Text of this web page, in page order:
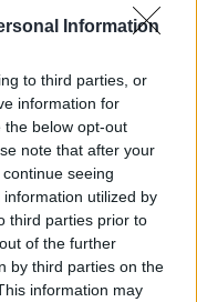
Information
to third parties, or
information for
the below opt-out
note that after your
seeing
utilized by
third parties prior to
of the further
by third parties on the
information may
in Italia con gli